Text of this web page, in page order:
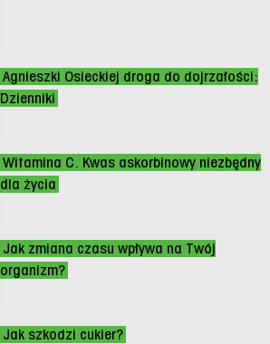
Agnieszki Osieckiej droga do dojrzałości:
Dzienniki
Witamina C. Kwas askorbinowy niezbędny
dla życia
Jak zmiana czasu wpływa na Twój
organizm?
Jak szkodzi cukier?